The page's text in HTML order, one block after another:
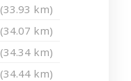
(33.93 km)
(34.07 km)
(34.34 km)
(34.44 km)